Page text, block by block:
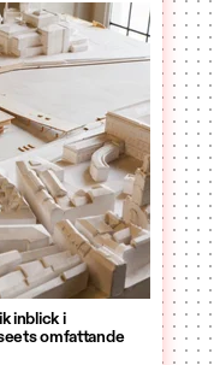
inblick i
omfattande